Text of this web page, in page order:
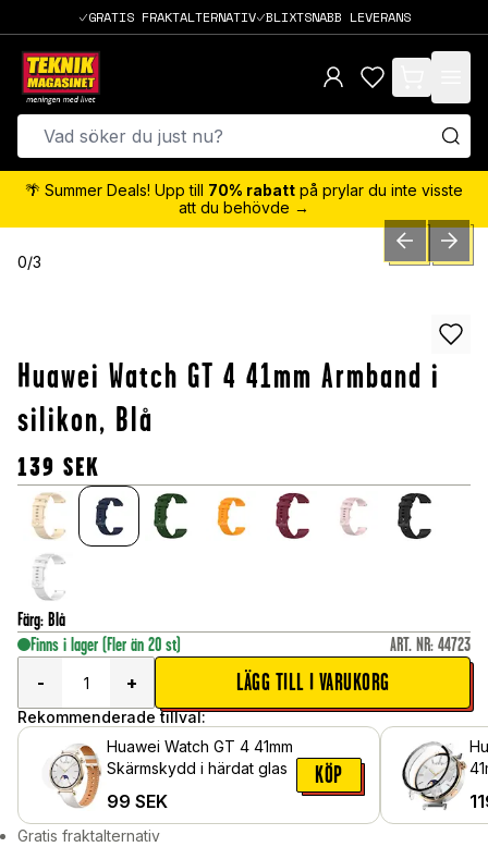
GRATIS FRAKTALTERNATIV BLIXTSNABB LEVERANS
items in cart,
🌴 Summer Deals! Upp till 70% rabatt på prylar du inte visste
att du behövde →
0/3 PREVIOUSNEXT
Huawei Watch GT 4 41mm Armband i
silikon, Blå
139 SEK
Färg: Blå
Finns i lager (Fler än 20 st) ART. NR: 44723
-
+ LÄGG TILL I VARUKORG
Rekommenderade tillval:
Huawei Watch GT 4 41mm
Skärmskydd i härdat glas
99 SEK
KÖP
Gratis fraktalternativ